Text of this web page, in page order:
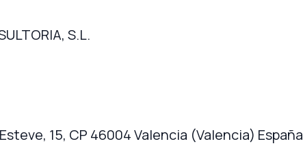
S.L.
15, CP 46004 Valencia (Valencia) España